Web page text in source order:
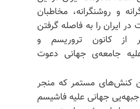
و روشنگرانه، مخاطبان
ایران را به فاصله گرفتن
از کانون تروریسم و
جامعه‌ی جهانی دعوت
کنش‌های مستمر که منجر
جهانی علیه فاشیسم